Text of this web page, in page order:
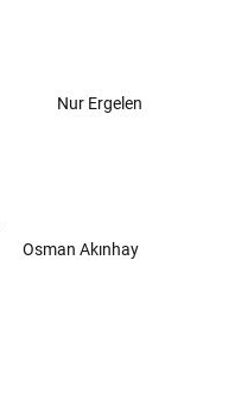
Nur Ergelen
Osman Akınhay